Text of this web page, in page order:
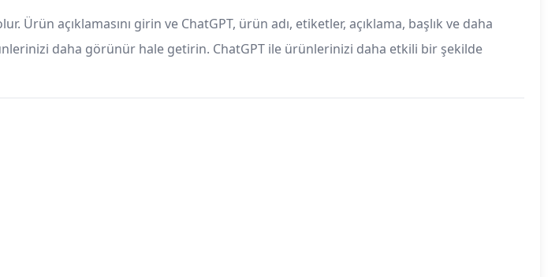
Ürün açıklamasını girin ve ChatGPT, ürün adı, etiketler, açıklama, başlık ve daha
daha görünür hale getirin. ChatGPT ile ürünlerinizi daha etkili bir şekilde